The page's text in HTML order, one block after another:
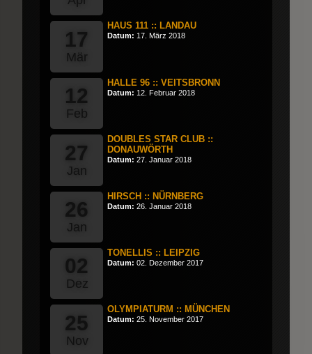
17
Mär
HAUS 111 :: LANDAU
Datum: 17. März 2018
12
Feb
HALLE 96 :: VEITSBRONN
Datum: 12. Februar 2018
27
Jan
DOUBLES STAR CLUB ::
DONAUWÖRTH
Datum: 27. Januar 2018
26
Jan
HIRSCH :: NÜRNBERG
Datum: 26. Januar 2018
02
Dez
TONELLIS :: LEIPZIG
Datum: 02. Dezember 2017
25
Nov
OLYMPIATURM :: MÜNCHEN
Datum: 25. November 2017